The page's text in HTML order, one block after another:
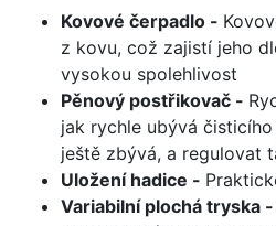
Kovové čerpadlo -
z kovu, což zajistí jeho
vysokou spolehlivost
Pěnový postřikovač -
jak rychle ubývá
ještě zbývá, a regulovat
Uložení hadice -
Variabilní plochá tryska -